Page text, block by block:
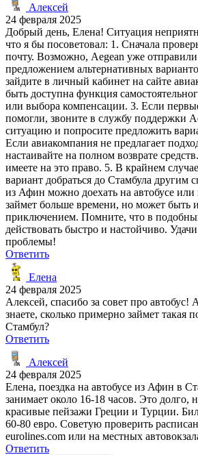
Алексей
24 февраля 2025
Добрый день, Елена! Ситуация
что я бы посоветовал: 1. Сначала
почту. Возможно, Aegean уже
предложением альтернативных
зайдите в личный кабинет на сайте
быть доступна функция
или выбора компенсации. 3. Если
помогли, звоните в службу поддержки
ситуацию и попросите предложить
Если авиакомпания не предлагает
настаивайте на полном возврате
имеете на это право. 5. В крайнем
вариант добраться до Стамбула другим
из Афин можно доехать на автобусе или
займет больше времени, но может быть
приключением. Помните, что в
действовать быстро и настойчиво.
проблемы!
Ответить
Елена
24 февраля 2025
Алексей, спасибо за совет про автобус!
знаете, сколько примерно займет такая
Стамбул?
Ответить
Алексей
24 февраля 2025
Елена, поездка на автобусе из Афин в
занимает около 16-18 часов. Это долго,
красивые пейзажи Греции и Турции.
60-80 евро. Советую проверить
eurolines.com или на местных
Ответить